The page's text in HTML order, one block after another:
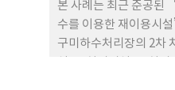
본 사례는 최근 준공된
수를 이용한 재이용시
구미하수처리장의 2차
구성되어 있으며, 설비